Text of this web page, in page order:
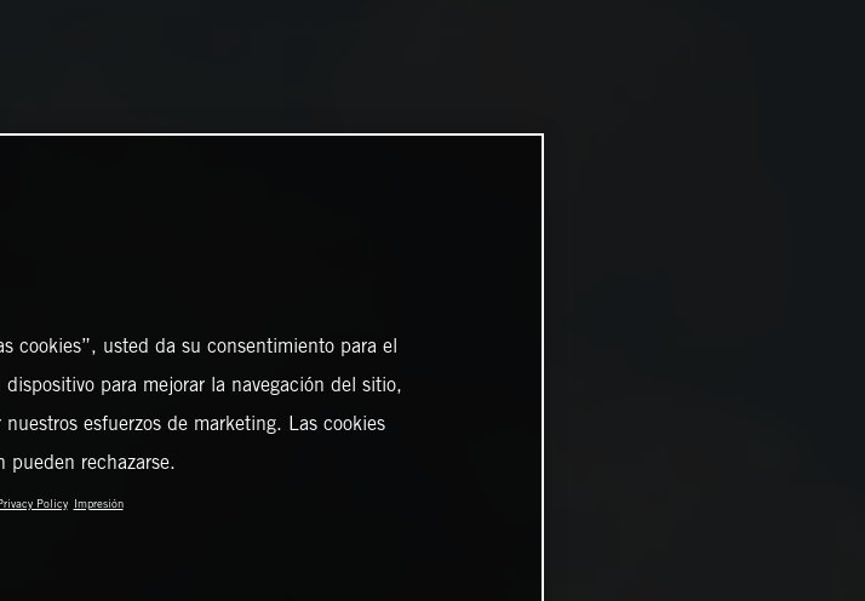
cookies”, usted da su consentimiento para el
para mejorar la navegación del sitio,
esfuerzos de marketing. Las cookies
pueden rechazarse.
Policy Impresión